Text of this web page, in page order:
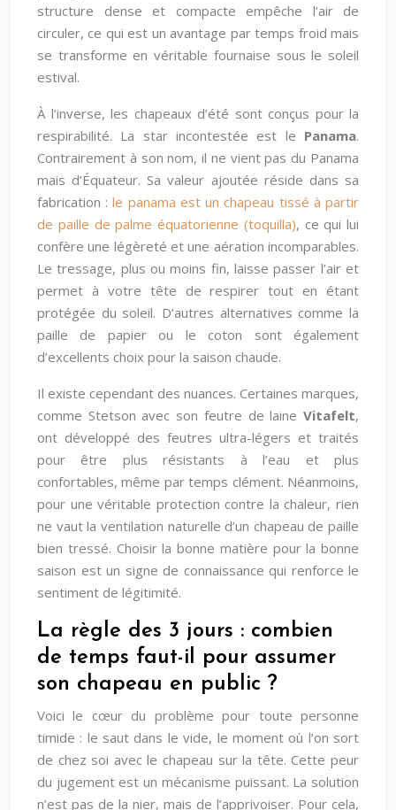
structure dense et compacte empêche l’air de
circuler, ce qui est un avantage par temps froid mais
se transforme en véritable fournaise sous le soleil
estival.
À l’inverse, les chapeaux d’été sont conçus pour la
respirabilité. La star incontestée est le Panama.
Contrairement à son nom, il ne vient pas du Panama
mais d’Équateur. Sa valeur ajoutée réside dans sa
fabrication :le panama est un chapeau tissé à partir
de paille de palme équatorienne (toquilla), ce qui lui
confère une légèreté et une aération incomparables.
Le tressage, plus ou moins fin, laisse passer l’air et
permet à votre tête de respirer tout en étant
protégée du soleil. D’autres alternatives comme la
paille de papier ou le coton sont également
d’excellents choix pour la saison chaude.
Il existe cependant des nuances. Certaines marques,
comme Stetson avec son feutre de laine Vitafelt,
ont développé des feutres ultra-légers et traités
pour être plus résistants à l’eau et plus
confortables, même par temps clément. Néanmoins,
pour une véritable protection contre la chaleur, rien
ne vaut la ventilation naturelle d’un chapeau de paille
bien tressé. Choisir la bonne matière pour la bonne
saison est un signe de connaissance qui renforce le
sentiment de légitimité.
La règle des 3 jours : combien
de temps faut-il pour assumer
son chapeau en public ?
Voici le cœur du problème pour toute personne
timide : le saut dans le vide, le moment où l’on sort
de chez soi avec le chapeau sur la tête. Cette peur
du jugement est un mécanisme puissant. La solution
n’est pas de la nier, mais de l’apprivoiser. Pour cela,